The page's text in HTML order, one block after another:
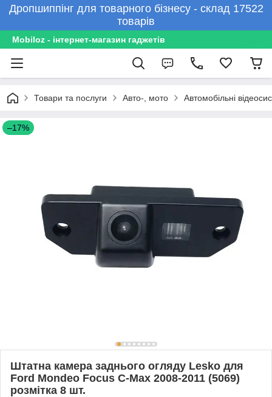
Дропшиппінг для товарного бізнесу - склад 17522
товарів
Mobiloz - інтернет-магазин гаджетів
Товари та послуги Авто-, мото Автомобільні
–17%
Штатна камера заднього огляду Lesko для
Ford Mondeo Focus C-Max 2008-2011 (5069)
розмітка 8 шт.